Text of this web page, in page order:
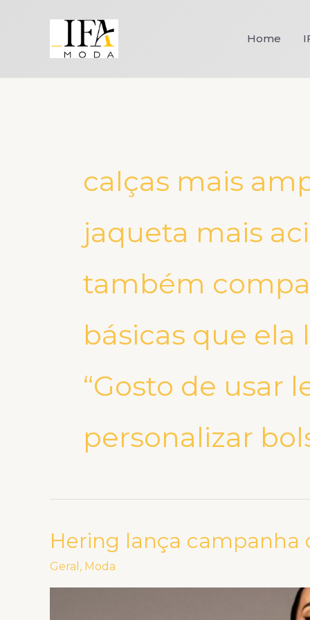
Home
calças mais
jaqueta mais
também
básicas que ela
“Gosto de usar
personalizar
Hering lança campanha
Geral , Moda
Hering
campanha